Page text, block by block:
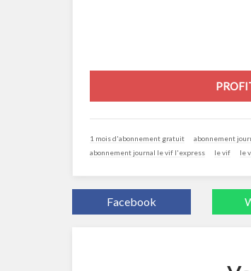
1 mois d'abonnement gratuit abonnement
abonnement journal le vif l'express
le vif le
Facebook